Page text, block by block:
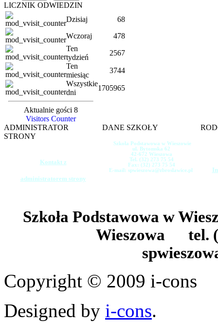
LICZNIK ODWIEDZIN
Dzisiaj
68
Wczoraj
478
Ten
tydzień
2567
Ten
miesiąc
3744
Wszystkie
dni
1705965
Aktualnie gości 8
Visitors Counter
ADMINISTRATOR
STRONY
Kontakt z
administratorem strony
DANE SZKOŁY
Szkoła Podstawowa w Wieszowie
ul. Bytomska 62
42-672 Wieszowa
Tel. (32) 273 75 54
Fax: (32) 273 75 54
E-mail: spwieszowa@zbroslawice.pl
Szkoła Podstawowa w
Wieszowa tel.
Copyright © 2009 i-cons
Designed by i-cons.